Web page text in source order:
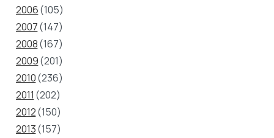
2006(105)
2007(147)
2008(167)
2009(201)
2010(236)
2011 (202)
2012(150)
2013(157)